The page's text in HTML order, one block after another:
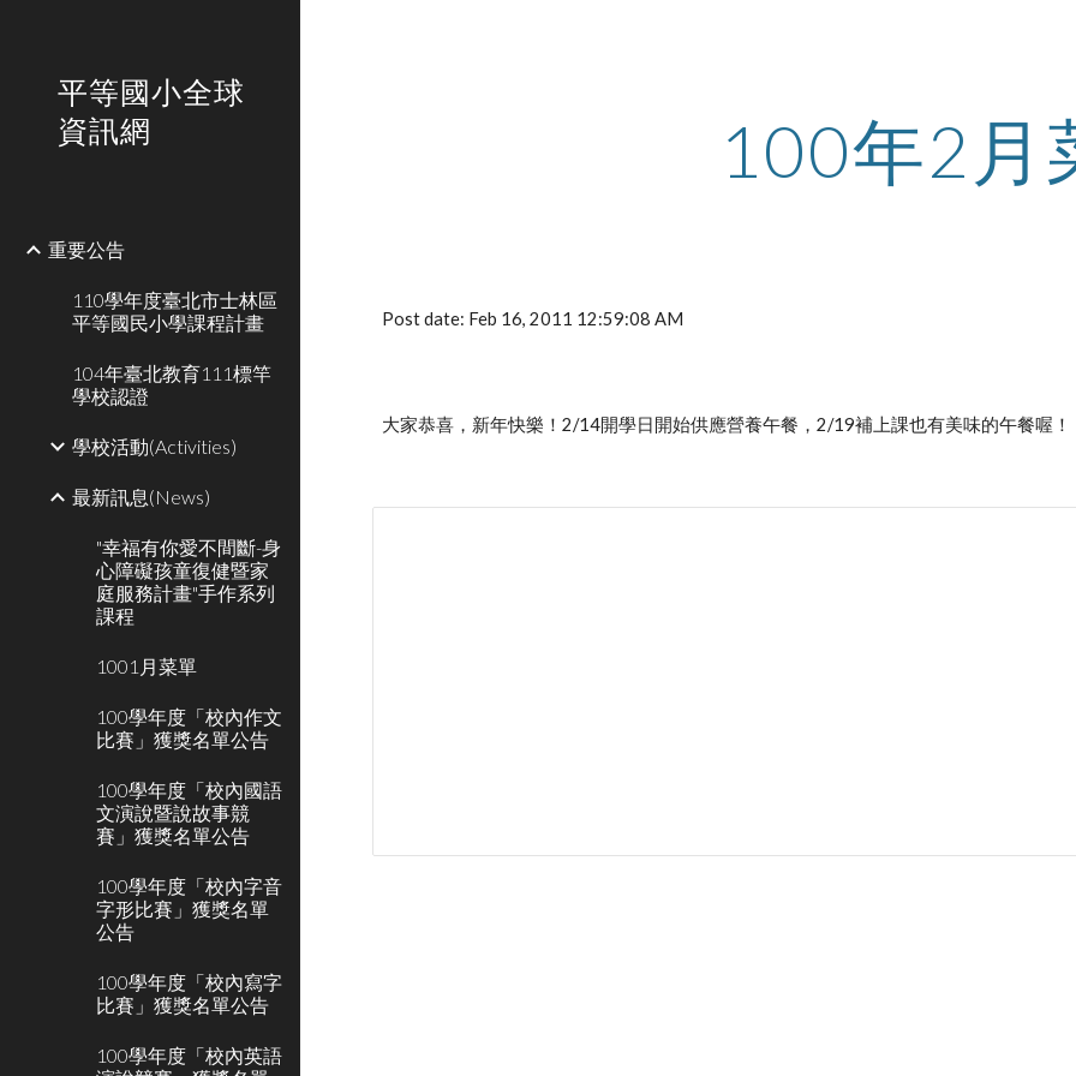
平等國小全球
資訊網
重要公告
110學年度臺北市士林區
平等國民小學課程計畫
104年臺北教育111標竿
學校認證
學校活動(Activities)
最新訊息(News)
"幸福有你愛不間斷-身
心障礙孩童復健暨家
庭服務計畫"手作系列
課程
1001月菜單
100學年度「校內作文
比賽」獲獎名單公告
100學年度「校內國語
文演說暨說故事競
賽」獲獎名單公告
100學年度「校內字音
字形比賽」獲獎名單
公告
100學年度「校內寫字
比賽」獲獎名單公告
100學年度「校內英語
100年2月
Post date: Feb 16, 2011 12:59:08 AM
大家恭喜，新年快樂！2/14開學日開始供應營養午餐，2/19補上課也有美味的午餐喔！